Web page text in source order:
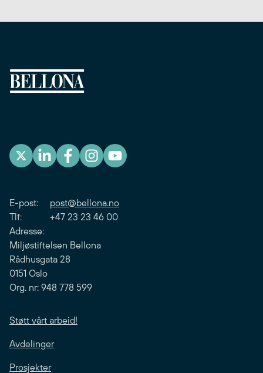
E-post: post@bellona.no
Tlf: +47 23 23 46 00
Adresse:
Miljøstiftelsen Bellona
Rådhusgata 28
0151 Oslo
Org. nr: 948 778 599
Støtt vårt arbeid!
Avdelinger
Prosjekter